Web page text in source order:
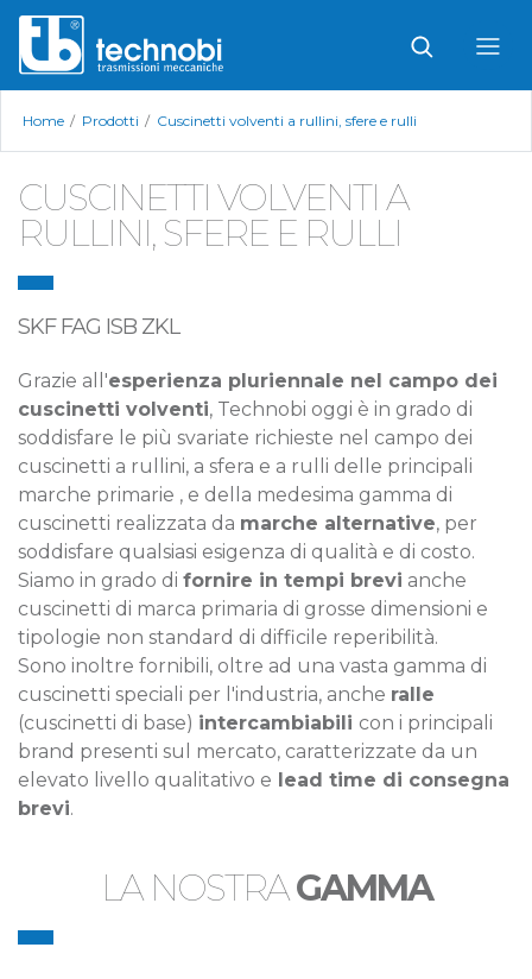
Home / Prodotti / Cuscinetti volventi a rullini, sfere e rulli
CUSCINETTI VOLVENTI A
RULLINI, SFERE E RULLI
SKF FAG ISB ZKL
Grazie all'esperienza pluriennale nel campo dei
cuscinetti volventi, Technobi oggi è in grado di
soddisfare le più svariate richieste nel campo dei
cuscinetti a rullini, a sfera e a rulli delle principali
marche primarie , e della medesima gamma di
cuscinetti realizzata da marche alternative, per
soddisfare qualsiasi esigenza di qualità e di costo.
Siamo in grado di fornire in tempi brevi anche
cuscinetti di marca primaria di grosse dimensioni e
tipologie non standard di difficile reperibilità.
Sono inoltre fornibili, oltre ad una vasta gamma di
cuscinetti speciali per l'industria, anche ralle
(cuscinetti di base) intercambiabili con i principali
brand presenti sul mercato, caratterizzate da un
elevato livello qualitativo e lead time di consegna
brevi.
LA NOSTRAGAMMA